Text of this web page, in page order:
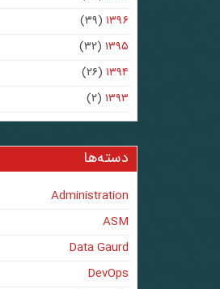
۱۳۹۶ (۳۹)
۱۳۹۵ (۳۲)
۱۳۹۴ (۲۶)
۱۳۹۳ (۲)
دسته‌ها
Administration
ASM
Data Gaurd
DevOps